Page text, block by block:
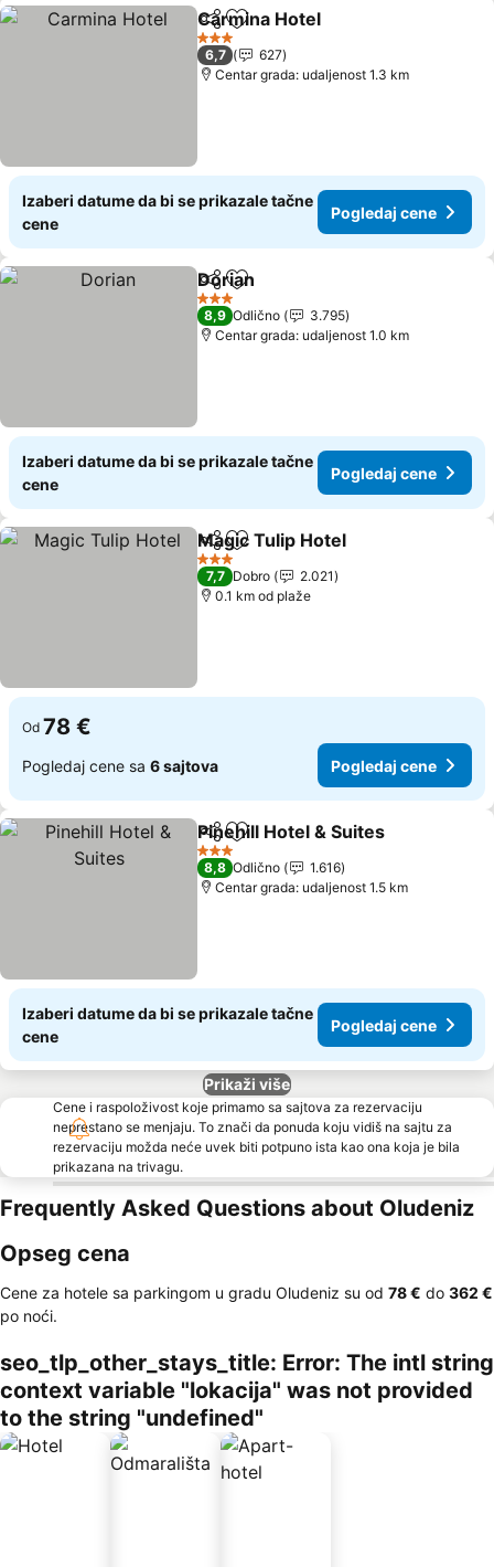
Deli Dodati u favorite
Carmina Hotel
3 Zvezdice
6,7
627
Centar grada: udaljenost 1.3 km
Izaberi datume da bi se prikazale tačne
cene
Pogledaj cene
Deli Dodati u favorite
Dorian
3 Zvezdice
8,9 Odlično
3.795
Centar grada: udaljenost 1.0 km
Izaberi datume da bi se prikazale tačne
cene
Pogledaj cene
Deli Dodati u favorite
Magic Tulip Hotel
3 Zvezdice
7,7 Dobro
2.021
0.1 km od plaže
Od 78 €
Pogledaj cene sa 6 sajtova Pogledaj cene
Deli Dodati u favorite
Pinehill Hotel & Suites
3 Zvezdice
8,8 Odlično
1.616
Centar grada: udaljenost 1.5 km
Izaberi datume da bi se prikazale tačne
cene
Pogledaj cene
Prikaži više
Cene i raspoloživost koje primamo sa sajtova za rezervaciju
neprestano se menjaju. To znači da ponuda koju vidiš na sajtu za
rezervaciju možda neće uvek biti potpuno ista kao ona koja je bila
prikazana na trivagu.
Frequently Asked Questions about Oludeniz
Opseg cena
Cene za hotele sa parkingom u gradu Oludeniz su od ‎78 € do ‎362 €
po noći.
seo_tlp_other_stays_title: Error: The intl string
context variable "lokacija" was not provided
to the string "undefined"